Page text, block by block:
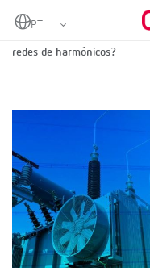
Home
redes de harmónicos?